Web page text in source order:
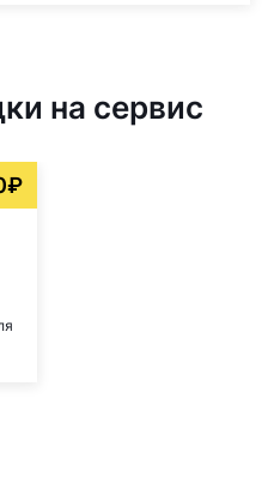
на сервис